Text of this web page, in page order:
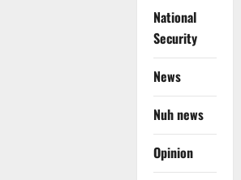
National
Security
News
Nuh news
Opinion